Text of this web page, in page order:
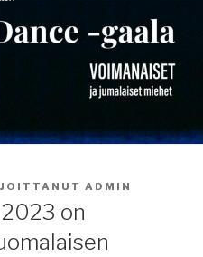
ADMIN
on